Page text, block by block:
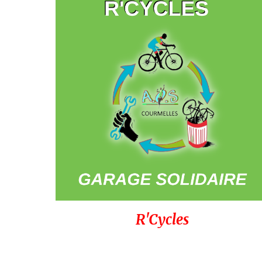
R'Cycles